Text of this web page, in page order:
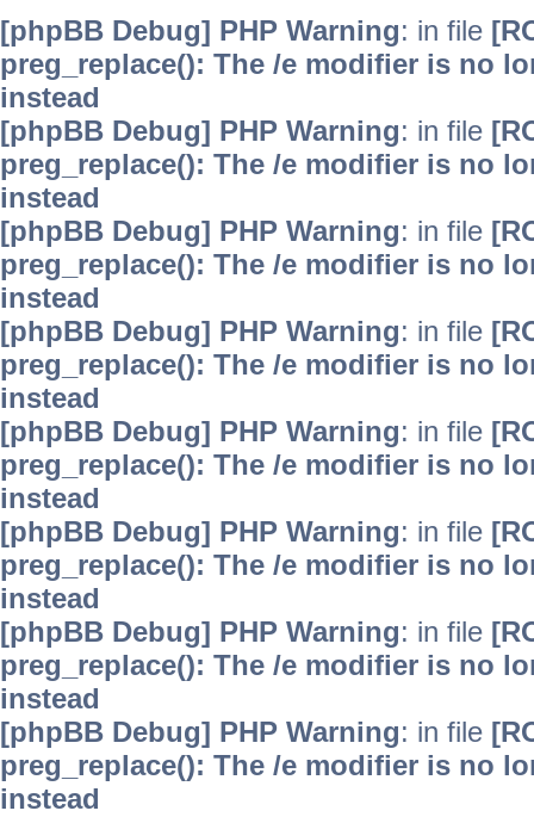
[phpBB Debug] PHP Warning: in file
preg_replace(): The /e modifier is no
instead
[phpBB Debug] PHP Warning: in file
preg_replace(): The /e modifier is no
instead
[phpBB Debug] PHP Warning: in file
preg_replace(): The /e modifier is no
instead
[phpBB Debug] PHP Warning: in file
preg_replace(): The /e modifier is no
instead
[phpBB Debug] PHP Warning: in file
preg_replace(): The /e modifier is no
instead
[phpBB Debug] PHP Warning: in file
preg_replace(): The /e modifier is no
instead
[phpBB Debug] PHP Warning: in file
preg_replace(): The /e modifier is no
instead
[phpBB Debug] PHP Warning: in file
preg_replace(): The /e modifier is no
instead